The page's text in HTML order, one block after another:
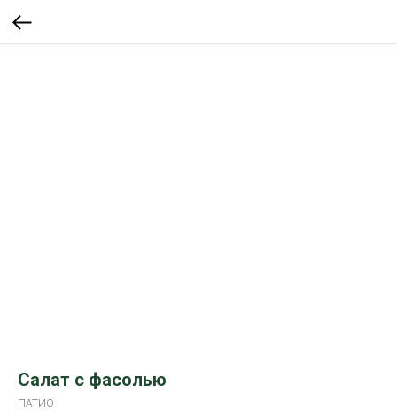
Салат с фасолью
ПАТИО